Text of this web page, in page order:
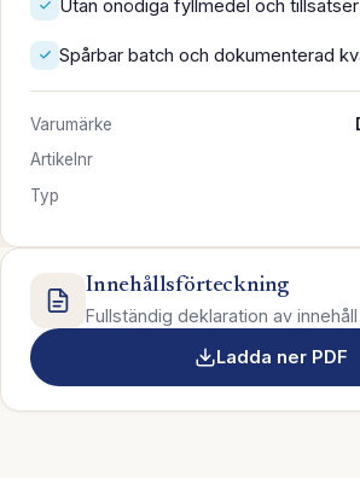
Utan onödiga fyllmedel och tillsatser
Spårbar batch och dokumenterad
Varumärke
Artikelnr
Typ
Innehållsförteckning
Fullständig deklaration av
Ladda ner PDF